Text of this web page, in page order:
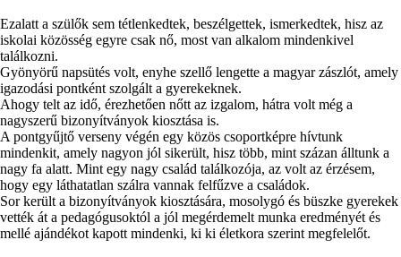
Ezalatt a szülők sem tétlenkedtek, beszélgettek, ismerkedtek, hisz az
iskolai közösség egyre csak nő, most van alkalom mindenkivel
találkozni.
Gyönyörű napsütés volt, enyhe szellő lengette a magyar zászlót, amely
igazodási pontként szolgált a gyerekeknek.
Ahogy telt az idő, érezhetően nőtt az izgalom, hátra volt még a
nagyszerű bizonyítványok kiosztása is.
A pontgyűjtő verseny végén egy közös csoportképre hívtunk
mindenkit, amely nagyon jól sikerült, hisz több, mint százan álltunk a
nagy fa alatt. Mint egy nagy család találkozója, az volt az érzésem,
hogy egy láthatatlan szálra vannak felfűzve a családok.
Sor került a bizonyítványok kiosztására, mosolygó és büszke gyerekek
vették át a pedagógusoktól a jól megérdemelt munka eredményét és
mellé ajándékot kapott mindenki, ki ki életkora szerint megfelelőt.